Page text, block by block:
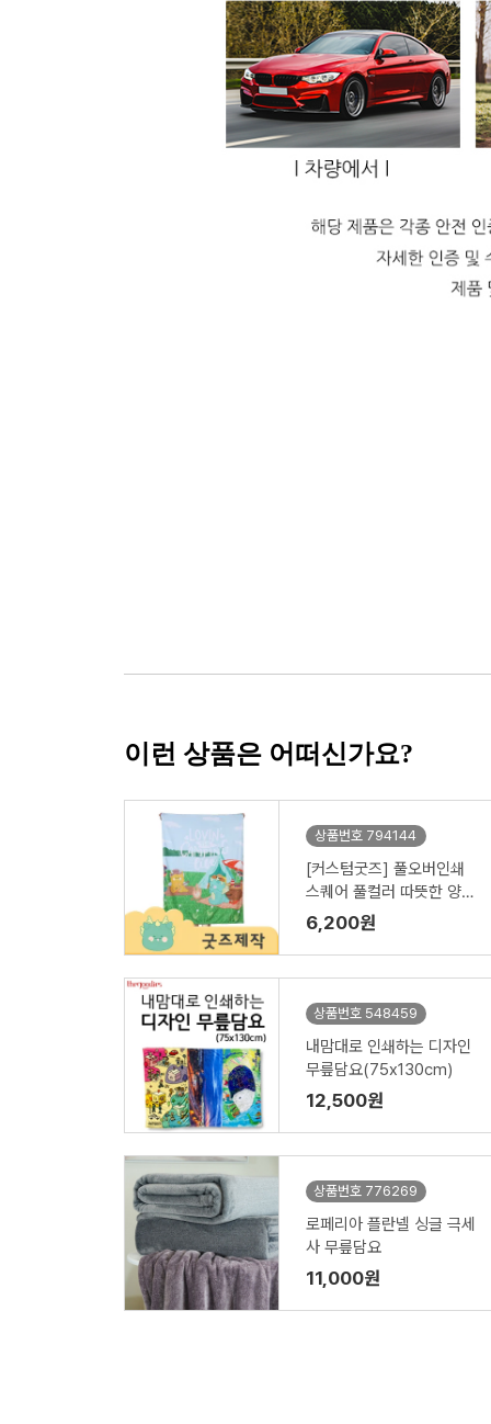
이런 상품은 어떠신가요?
상품번호 794144
[커스텀굿즈] 풀오버인쇄
스퀘어 풀컬러 따뜻한 양털
담요 100*130 ZA258 (박
스제작가능)
6,200원
상품번호 548459
내맘대로 인쇄하는 디자인
무릎담요(75x130cm)
12,500원
상품번호 776269
로페리아 플란넬 싱글 극세
사 무릎담요
11,000원